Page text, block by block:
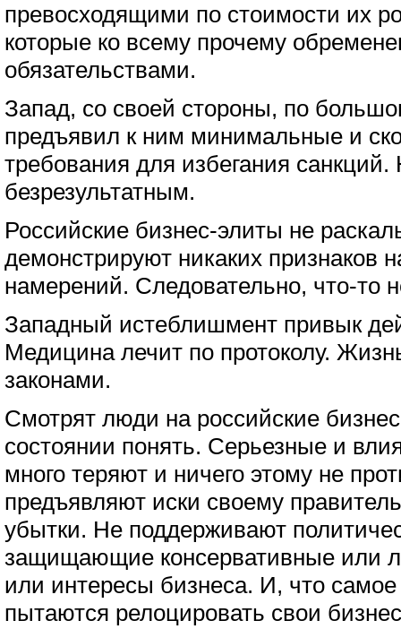
превосходящими по стоимости их
которые ко всему прочему
обязательствами.
Запад, со своей стороны, по
предъявил к ним минимальные и
требования для избегания санкций.
безрезультатным.
Российские бизнес-элиты не
демонстрируют никаких признаков
намерений. Следовательно, что-то
Западный истеблишмент привык
Медицина лечит по протоколу.
законами.
Смотрят люди на российские
состоянии понять. Серьезные и
много теряют и ничего этому не
предъявляют иски своему
убытки. Не поддерживают
защищающие консервативные или
или интересы бизнеса. И, что самое
пытаются релоцировать свои